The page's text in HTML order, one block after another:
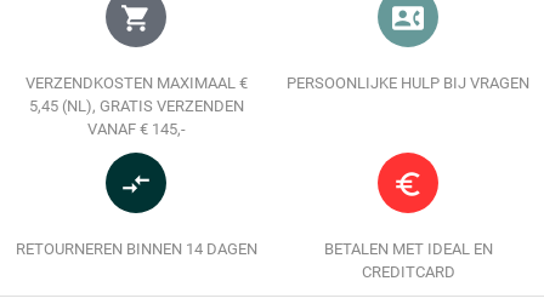
shopping_cart
VERZENDKOSTEN MAXIMAAL €
5,45 (NL), GRATIS VERZENDEN
VANAF € 145,-
contact_phone
PERSOONLIJKE HULP BIJ VRAGEN
compare_arrows
RETOURNEREN BINNEN 14 DAGEN
euro_symbol
BETALEN MET IDEAL EN
CREDITCARD